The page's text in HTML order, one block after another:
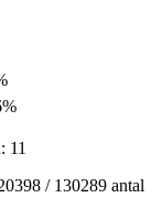
11
/ 130289 antal